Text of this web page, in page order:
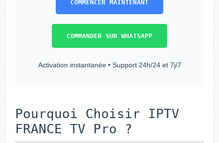
COMMENCER MAINTENANT
COMMANDER SUR WHATSAPP
Activation instantanée • Support 24h/24 et 7j/7
Pourquoi Choisir IPTV
FRANCE TV Pro ?